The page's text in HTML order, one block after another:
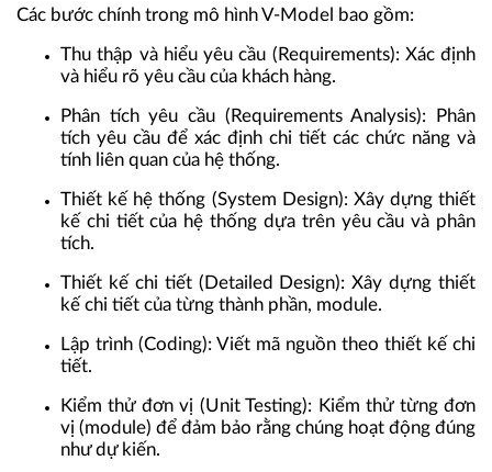
Các bước chính trong mô hình V-Model bao gồm:
Thu thập và hiểu yêu cầu (Requirements): Xác định
và hiểu rõ yêu cầu của khách hàng.
Phân tích yêu cầu (Requirements Analysis): Phân
tích yêu cầu để xác định chi tiết các chức năng và
tính liên quan của hệ thống.
Thiết kế hệ thống (System Design): Xây dựng thiết
kế chi tiết của hệ thống dựa trên yêu cầu và phân
tích.
Thiết kế chi tiết (Detailed Design): Xây dựng thiết
kế chi tiết của từng thành phần, module.
Lập trình (Coding): Viết mã nguồn theo thiết kế chi
tiết.
Kiểm thử đơn vị (Unit Testing): Kiểm thử từng đơn
vị (module) để đảm bảo rằng chúng hoạt động đúng
như dự kiến.